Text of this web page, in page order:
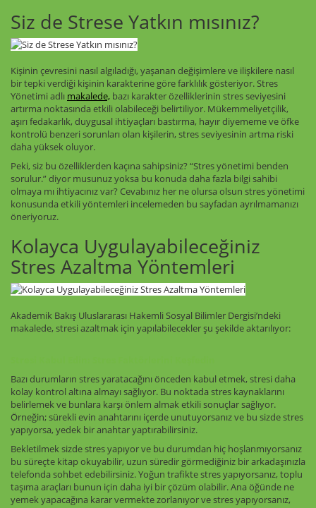
Siz de Strese Yatkın mısınız?
Kişinin çevresini nasıl algıladığı, yaşanan değişimlere ve ilişkilere nasıl
bir tepki verdiği kişinin karakterine göre farklılık gösteriyor. Stres
Yönetimi adlı makalede, bazı karakter özelliklerinin stres seviyesini
artırma noktasında etkili olabileceği belirtiliyor. Mükemmeliyetçilik,
aşırı fedakarlık, duygusal ihtiyaçları bastırma, hayır diyememe ve öfke
kontrolü benzeri sorunları olan kişilerin, stres seviyesinin artma riski
daha yüksek oluyor.
Peki, siz bu özelliklerden kaçına sahipsiniz? “Stres yönetimi benden
sorulur.” diyor musunuz yoksa bu konuda daha fazla bilgi sahibi
olmaya mı ihtiyacınız var? Cevabınız her ne olursa olsun stres yönetimi
konusunda etkili yöntemleri incelemeden bu sayfadan ayrılmamanızı
öneriyoruz.
Kolayca Uygulayabileceğiniz
Stres Azaltma Yöntemleri
Akademik Bakış Uluslararası Hakemli Sosyal Bilimler Dergisi’ndeki
makalede, stresi azaltmak için yapılabilecekler şu şekilde aktarılıyor:
Bazı durumların stres yaratacağını önceden kabul etmek, stresi daha
kolay kontrol altına almayı sağlıyor. Bu noktada stres kaynaklarını
belirlemek ve bunlara karşı önlem almak etkili sonuçlar sağlıyor.
Örneğin; sürekli evin anahtarını içerde unutuyorsanız ve bu sizde stres
yapıyorsa, yedek bir anahtar yaptırabilirsiniz.
Bekletilmek sizde stres yapıyor ve bu durumdan hiç hoşlanmıyorsanız
bu süreçte kitap okuyabilir, uzun süredir görmediğiniz bir arkadaşınızla
telefonda sohbet edebilirsiniz. Yoğun trafikte stres yapıyorsanız, toplu
taşıma araçları bunun için daha iyi bir çözüm olabilir. Ana öğünde ne
yemek yapacağına karar vermekte zorlanıyor ve stres yapıyorsanız,